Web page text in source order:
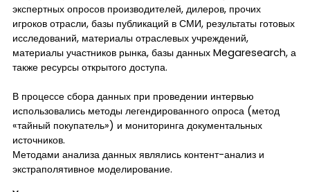
экспертных опросов производителей, дилеров, прочих
игроков отрасли, базы публикаций в СМИ, результаты готовых
исследований, материалы отраслевых учреждений,
материалы участников рынка, базы данных Megaresearch, а
также ресурсы открытого доступа.
В процессе сбора данных при проведении интервью
использовались методы легендированного опроса (метод
«тайный покупатель») и мониторинга документальных
источников.
Методами анализа данных являлись контент-анализ и
экстраполятивное моделирование.